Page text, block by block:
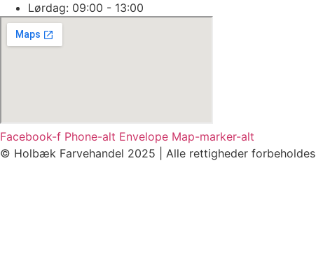
Lørdag: 09:00 - 13:00
Facebook-f Phone-alt Envelope Map-marker-alt
© Holbæk Farvehandel 2025 | Alle rettigheder forbeholdes